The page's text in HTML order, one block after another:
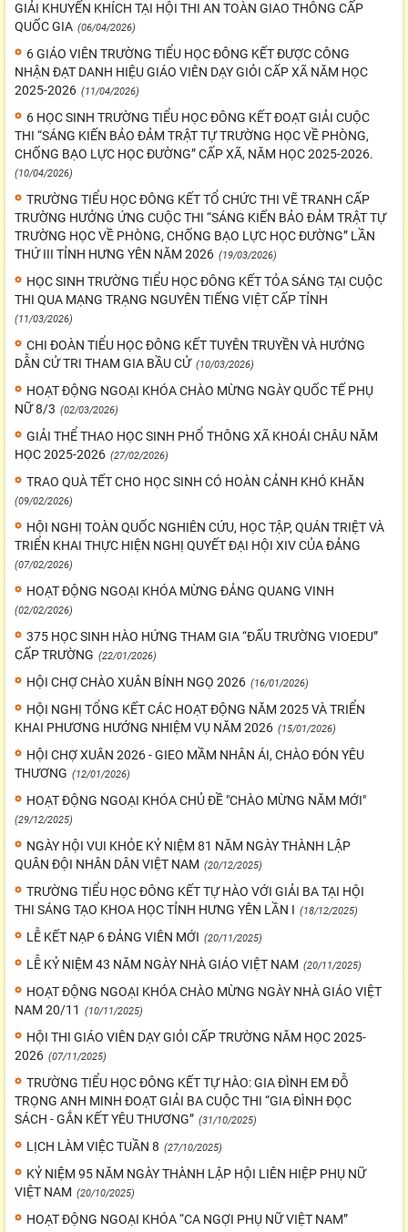
GIẢI KHUYẾN KHÍCH TẠI HỘI THI AN TOÀN GIAO THÔNG CẤP
QUỐC GIA (06/04/2026)
6 GIÁO VIÊN TRƯỜNG TIỂU HỌC ĐÔNG KẾT ĐƯỢC CÔNG
NHẬN ĐẠT DANH HIỆU GIÁO VIÊN DẠY GIỎI CẤP XÃ NĂM HỌC
2025-2026 (11/04/2026)
6 HỌC SINH TRƯỜNG TIỂU HỌC ĐÔNG KẾT ĐOẠT GIẢI CUỘC
THI “SÁNG KIẾN BẢO ĐẢM TRẬT TỰ TRƯỜNG HỌC VỀ PHÒNG,
CHỐNG BẠO LỰC HỌC ĐƯỜNG” CẤP XÃ, NĂM HỌC 2025-2026.
(10/04/2026)
TRƯỜNG TIỂU HỌC ĐÔNG KẾT TỔ CHỨC THI VẼ TRANH CẤP
TRƯỜNG HƯỞNG ỨNG CUỘC THI “SÁNG KIẾN BẢO ĐẢM TRẬT TỰ
TRƯỜNG HỌC VỀ PHÒNG, CHỐNG BẠO LỰC HỌC ĐƯỜNG” LẦN
THỨ III TỈNH HƯNG YÊN NĂM 2026 (19/03/2026)
HỌC SINH TRƯỜNG TIỂU HỌC ĐÔNG KẾT TỎA SÁNG TẠI CUỘC
THI QUA MẠNG TRẠNG NGUYÊN TIẾNG VIỆT CẤP TỈNH
(11/03/2026)
CHI ĐOÀN TIỂU HỌC ĐÔNG KẾT TUYÊN TRUYỀN VÀ HƯỚNG
DẪN CỬ TRI THAM GIA BẦU CỬ (10/03/2026)
HOẠT ĐỘNG NGOẠI KHÓA CHÀO MỪNG NGÀY QUỐC TẾ PHỤ
NỮ 8/3 (02/03/2026)
GIẢI THỂ THAO HỌC SINH PHỔ THÔNG XÃ KHOÁI CHÂU NĂM
HỌC 2025-2026 (27/02/2026)
TRAO QUÀ TẾT CHO HỌC SINH CÓ HOÀN CẢNH KHÓ KHĂN
(09/02/2026)
HỘI NGHỊ TOÀN QUỐC NGHIÊN CỨU, HỌC TẬP, QUÁN TRIỆT VÀ
TRIỂN KHAI THỰC HIỆN NGHỊ QUYẾT ĐẠI HỘI XIV CỦA ĐẢNG
(07/02/2026)
HOẠT ĐỘNG NGOẠI KHÓA MỪNG ĐẢNG QUANG VINH
(02/02/2026)
375 HỌC SINH HÀO HỨNG THAM GIA “ĐẤU TRƯỜNG VIOEDU”
CẤP TRƯỜNG (22/01/2026)
HỘI CHỢ CHÀO XUÂN BÍNH NGỌ 2026 (16/01/2026)
HỘI NGHỊ TỔNG KẾT CÁC HOẠT ĐỘNG NĂM 2025 VÀ TRIỂN
KHAI PHƯƠNG HƯỚNG NHIỆM VỤ NĂM 2026 (15/01/2026)
HỘI CHỢ XUÂN 2026 - GIEO MẦM NHÂN ÁI, CHÀO ĐÓN YÊU
THƯƠNG (12/01/2026)
HOẠT ĐỘNG NGOẠI KHÓA CHỦ ĐỀ "CHÀO MỪNG NĂM MỚI"
(29/12/2025)
NGÀY HỘI VUI KHỎE KỶ NIỆM 81 NĂM NGÀY THÀNH LẬP
QUÂN ĐỘI NHÂN DÂN VIỆT NAM (20/12/2025)
TRƯỜNG TIỂU HỌC ĐÔNG KẾT TỰ HÀO VỚI GIẢI BA TẠI HỘI
THI SÁNG TẠO KHOA HỌC TỈNH HƯNG YÊN LẦN I (18/12/2025)
LỄ KẾT NẠP 6 ĐẢNG VIÊN MỚI (20/11/2025)
LỄ KỶ NIỆM 43 NĂM NGÀY NHÀ GIÁO VIỆT NAM (20/11/2025)
HOẠT ĐỘNG NGOẠI KHÓA CHÀO MỪNG NGÀY NHÀ GIÁO VIỆT
NAM 20/11
(10/11/2025)
HỘI THI GIÁO VIÊN DẠY GIỎI CẤP TRƯỜNG NĂM HỌC 2025-
2026 (07/11/2025)
TRƯỜNG TIỂU HỌC ĐÔNG KẾT TỰ HÀO: GIA ĐÌNH EM ĐỖ
TRỌNG ANH MINH ĐOẠT GIẢI BA CUỘC THI “GIA ĐÌNH ĐỌC
SÁCH - GẮN KẾT YÊU THƯƠNG” (31/10/2025)
LỊCH LÀM VIỆC TUẦN 8 (27/10/2025)
KỶ NIỆM 95 NĂM NGÀY THÀNH LẬP HỘI LIÊN HIỆP PHỤ NỮ
VIỆT NAM (20/10/2025)
HOẠT ĐỘNG NGOẠI KHÓA “CA NGỢI PHỤ NỮ VIỆT NAM”